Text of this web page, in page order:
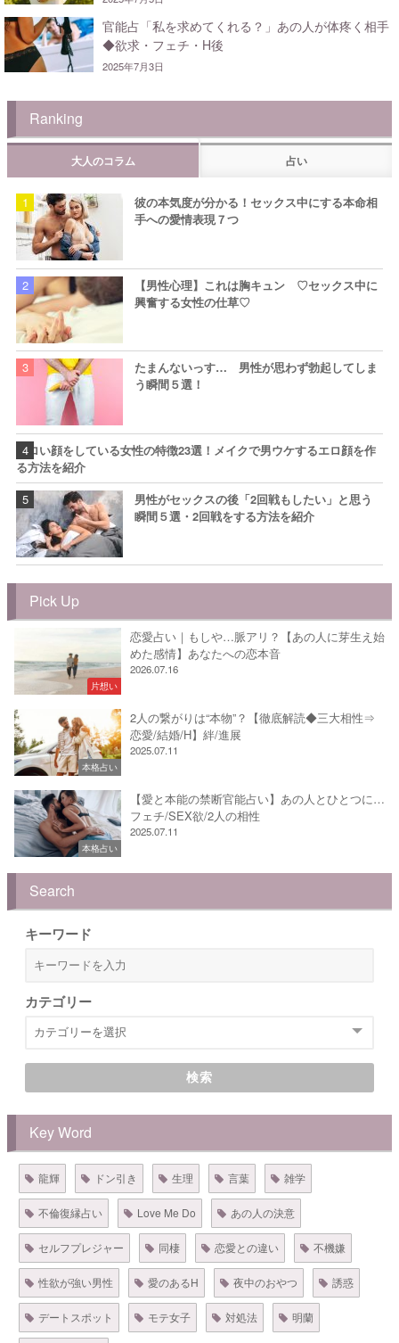
官能占「私を求めてくれる？」あの人が体疼く相手
◆欲求・フェチ・H後
2025年7月3日
Ranking
大人のコラム 占い
彼の本気度が分かる！セックス中にする本命相
手への愛情表現７つ
【男性心理】これは胸キュン ♡セックス中に
興奮する女性の仕草♡
たまんないっす… 男性が思わず勃起してしま
う瞬間５選！
エロい顔をしている女性の特徴23選！メイクで男ウケするエロ顔を作
る方法を紹介
男性がセックスの後「2回戦もしたい」と思う
瞬間５選・2回戦をする方法を紹介
Pick Up
片想い
恋愛占い｜もしや…脈アリ？【あの人に芽生え始
めた感情】あなたへの恋本音
2026.07.16
本格占い
2人の繋がりは“本物”？【徹底解読◆三大相性⇒
恋愛/結婚/H】絆/進展
2025.07.11
本格占い
【愛と本能の禁断官能占い】あの人とひとつに…
フェチ/SEX欲/2人の相性
2025.07.11
Search
キーワード
カテゴリー
検索
Key Word
龍輝 ドン引き 生理 言葉 雑学
不倫復縁占い Love Me Do あの人の決意
セルフプレジャー 同棲 恋愛との違い 不機嫌
性欲が強い男性 愛のあるH 夜中のおやつ 誘惑
デートスポット モテ女子 対処法 明蘭